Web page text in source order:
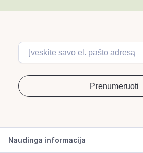
Naudinga informacija